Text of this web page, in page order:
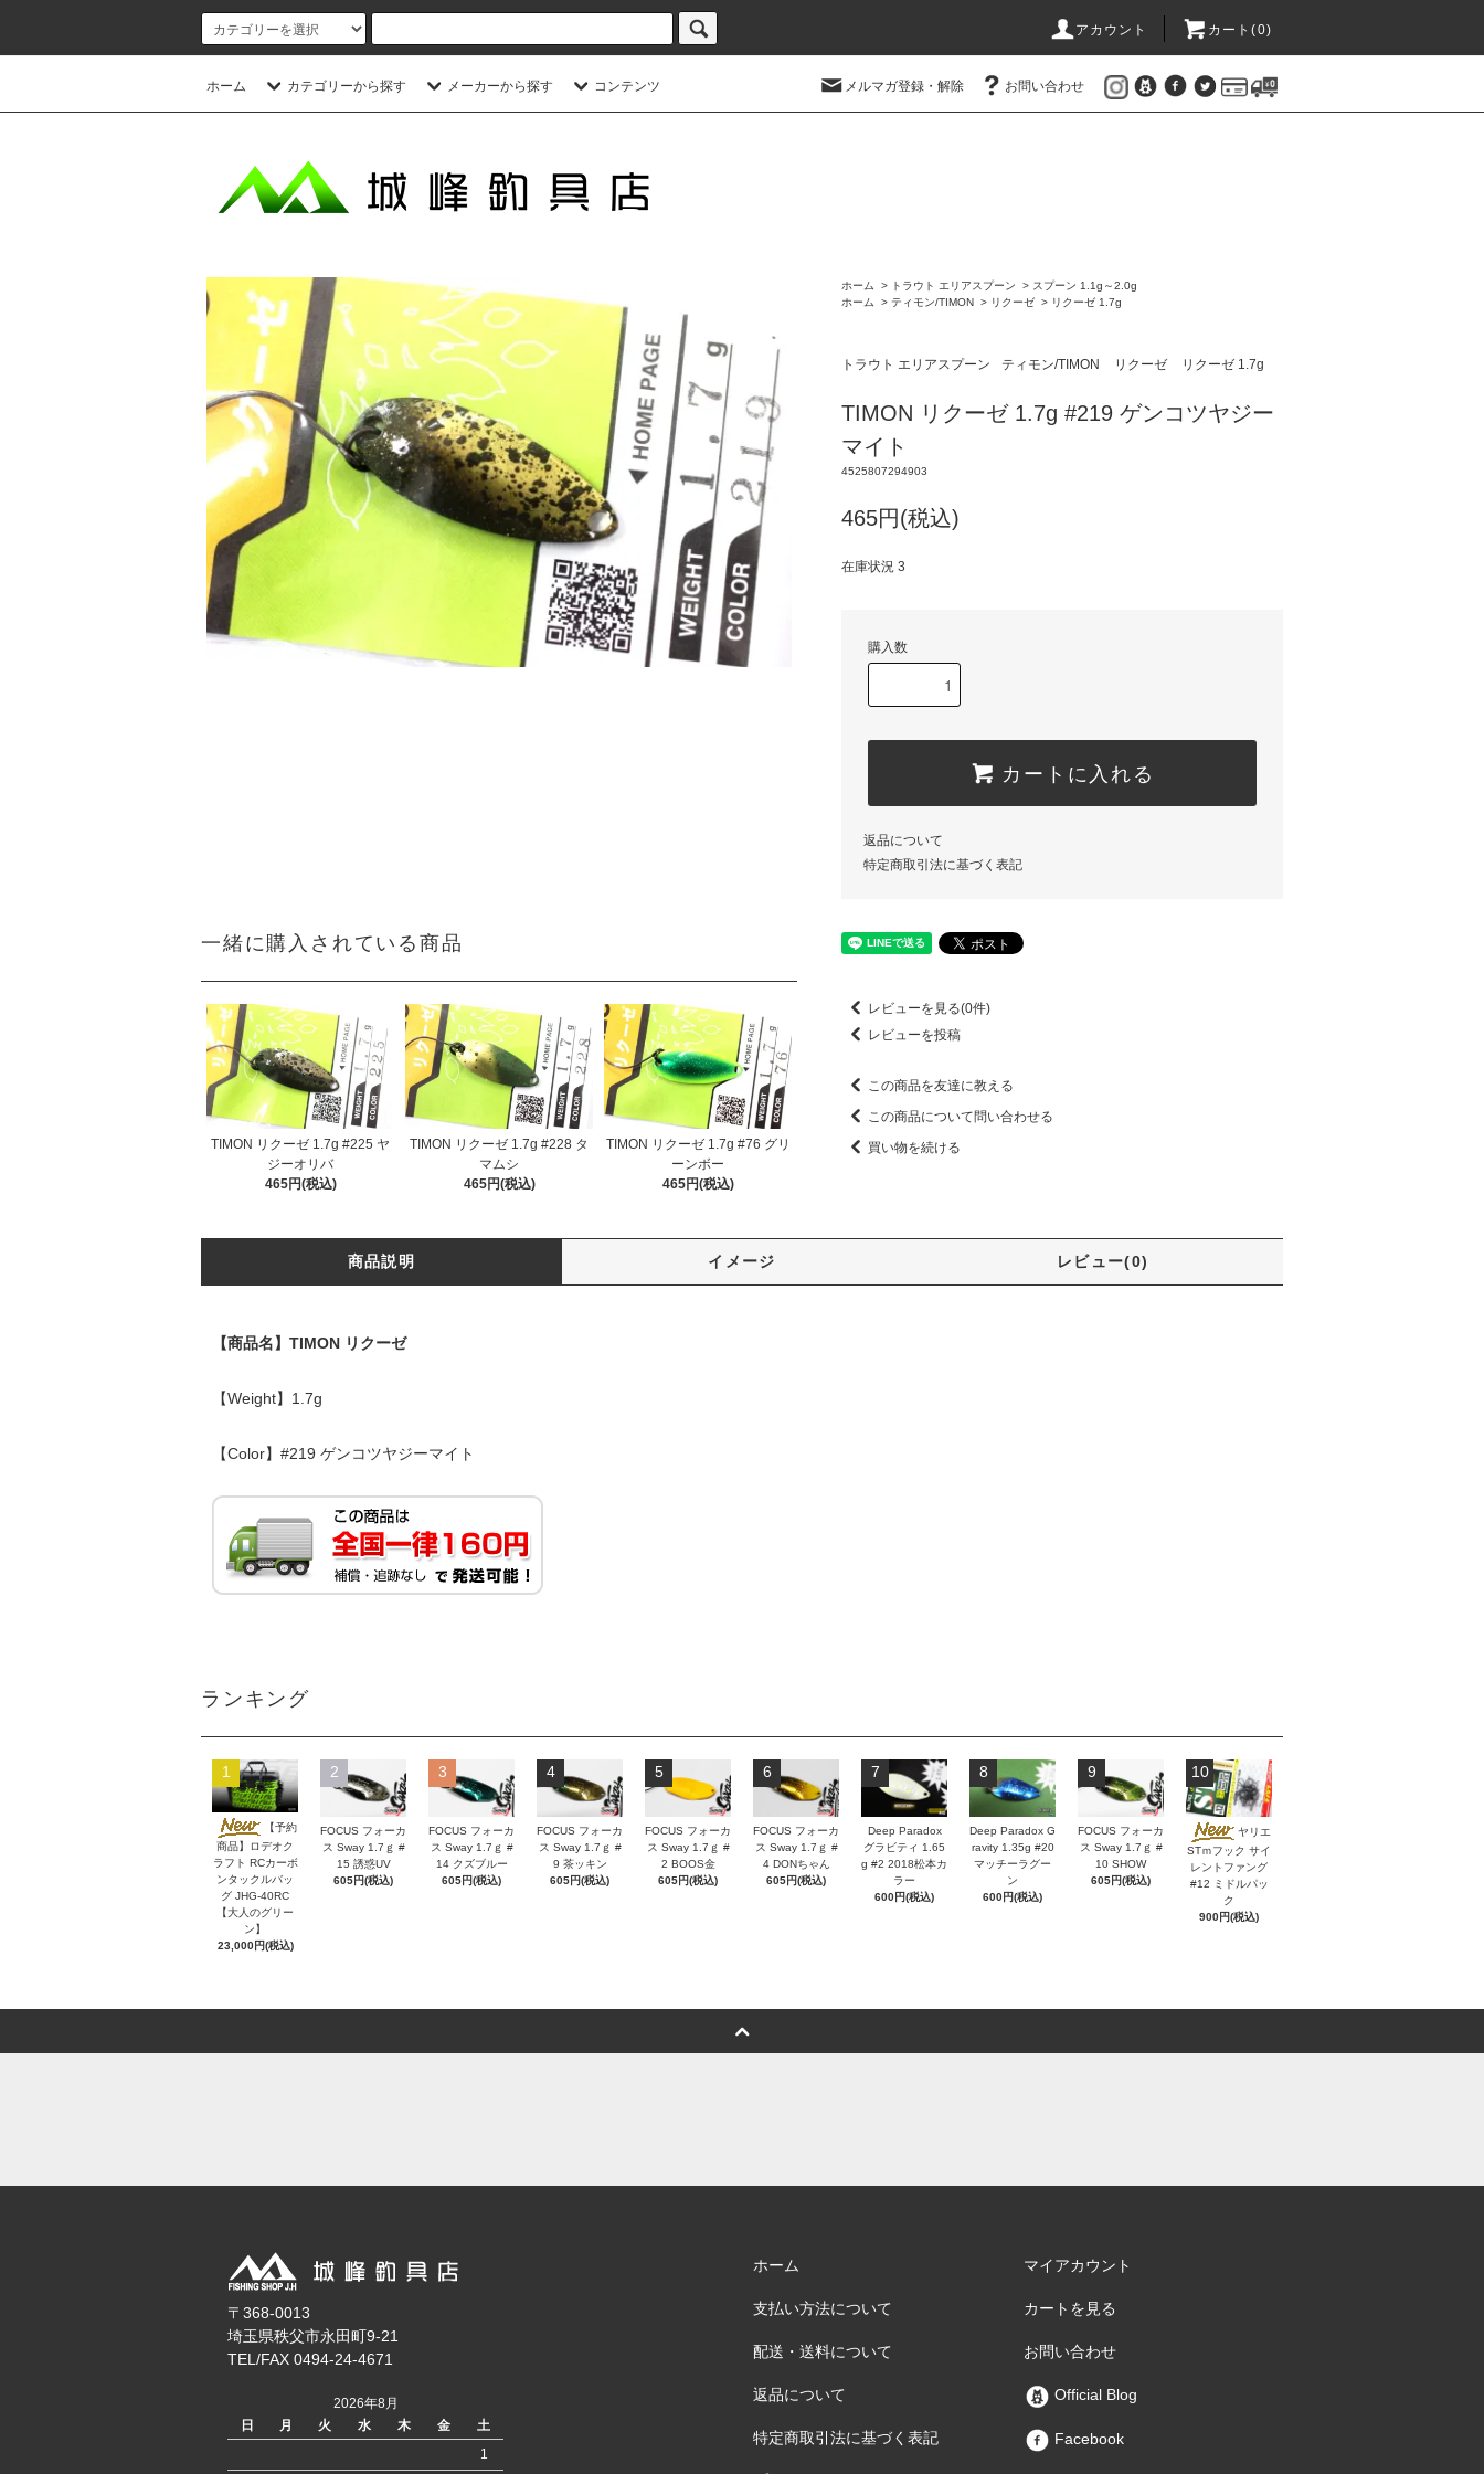
アカウント カート(0)
ホーム カテゴリーから探す メーカーから探す コンテンツ メルマガ登録・解除 お問い合わせ
一緒に購入されている商品
TIMON リクーゼ 1.7g #225 ヤ
ジーオリバ
465円(税込)
TIMON リクーゼ 1.7g #228 タ
マムシ
465円(税込)
TIMON リクーゼ 1.7g #76 グリ
ーンボー
465円(税込)
ホーム > トラウト エリアスプーン > スプーン 1.1g～2.0g
ホーム
> ティモン/TIMON > リクーゼ > リクーゼ 1.7g
トラウト エリアスプーン ティモン/TIMON リクーゼ リクーゼ 1.7g
TIMON リクーゼ 1.7g #219 ゲンコツヤジー
マイト
4525807294903
465円(税込)
在庫状況 3
購入数
カートに入れる
返品について
特定商取引法に基づく表記
レビューを見る(0件)
レビューを投稿
この商品を友達に教える
この商品について問い合わせる
買い物を続ける
商品説明 イメージ レビュー(0)
【商品名】TIMON リクーゼ
【Weight】1.7g
【Color】#219 ゲンコツヤジーマイト
ランキング
1
【予約
商品】ロデオク
ラフト RCカーボ
ンタックルバッ
グ JHG-40RC
【大人のグリー
ン】
23,000円(税込)
2
FOCUS フォーカ
ス Sway 1.7ｇ #
15 誘惑UV
605円(税込)
3
FOCUS フォーカ
ス Sway 1.7ｇ #
14 クズブルー
605円(税込)
4
FOCUS フォーカ
ス Sway 1.7ｇ #
9 茶ッキン
605円(税込)
5
FOCUS フォーカ
ス Sway 1.7ｇ #
2 BOOS金
605円(税込)
6
FOCUS フォーカ
ス Sway 1.7ｇ #
4 DONちゃん
605円(税込)
7
Deep Paradox
グラビティ 1.65
g #2 2018松本カ
ラー
600円(税込)
8
Deep Paradox G
ravity 1.35g #20
マッチーラグー
ン
600円(税込)
9
FOCUS フォーカ
ス Sway 1.7ｇ #
10 SHOW
605円(税込)
10
ヤリエ
STｍフック サイ
レントファング
#12 ミドルパッ
ク
900円(税込)
〒368-0013
埼玉県秩父市永田町9-21
TEL/FAX 0494-24-4671
2026年8月
日
月 火 水 木 金
土
1
ホーム
支払い方法について
配送・送料について
返品について
特定商取引法に基づく表記
マイアカウント
カートを見る
お問い合わせ
Official Blog
Facebook